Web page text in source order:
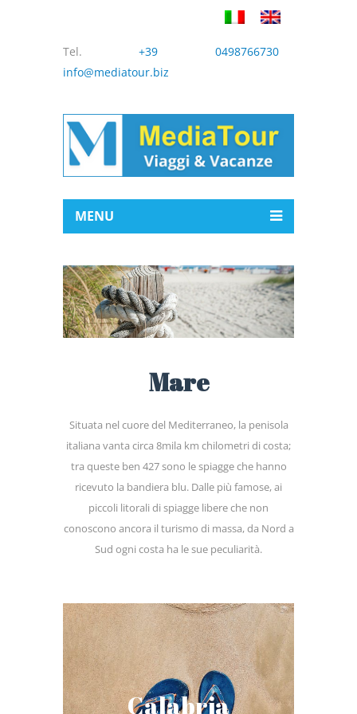
Tel.+39 0498766730
info@mediatour.biz
MENU
Mare
Situata nel cuore del Mediterraneo, la penisola
italiana vanta circa 8mila km chilometri di costa;
tra queste ben 427 sono le spiagge che hanno
ricevuto la bandiera blu. Dalle più famose, ai
piccoli litorali di spiagge libere che non
conoscono ancora il turismo di massa, da Nord a
Sud ogni costa ha le sue peculiarità.
Calabria
Mare & Relax
Itinerario di 5 giorni